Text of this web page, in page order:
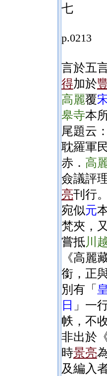
七
p.0213
言於五
得加於
高麗覆
皋寺本
尾題云
耽羅軍
赤． 高
僉議評
亮刊行
宛似元
梵夾，
嘗抵川
《高麗
銜，正
別 有「
日 」一
帙，不
非出於
時景亮
及編入